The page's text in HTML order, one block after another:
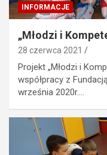
INFORMACJE
„Młodzi i
28 czerwca 2021
Projekt „Młodzi i
współpracy z
września 2020r.…